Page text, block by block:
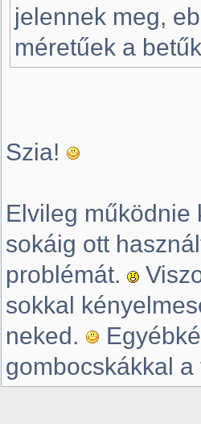
jelennek meg,
méretűek a
Szia!
Elvileg működnie
sokáig ott
problémát.
sokkal
neked.
gombocskákkal